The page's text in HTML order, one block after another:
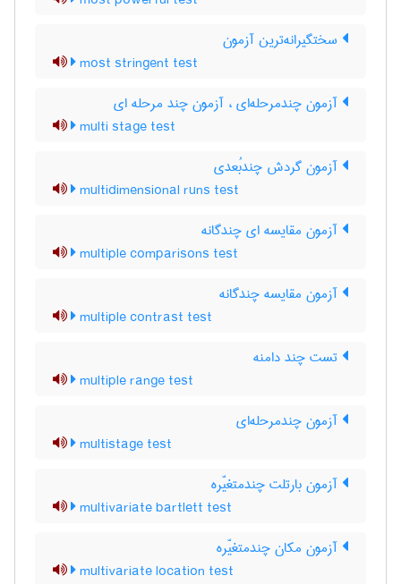
سختگیرانه‌ترین آزمون
most stringent test
آزمون چندمرحله‌ای ، آزمون چند مرحله ای
multi stage test
آزمون گردش چندبُعدی
multidimensional runs test
آزمون مقایسه ای چندگانه
multiple comparisons test
آزمون مقایسه چندگانه
multiple contrast test
تست چند دامنه
multiple range test
آزمون چندمرحله‌ای
multistage test
آزمون بارتلت چندمتغیّره
multivariate bartlett test
آزمون مکان چندمتغیّره
multivariate location test